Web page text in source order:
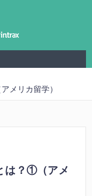
メリカ留学）
は？①（アメ